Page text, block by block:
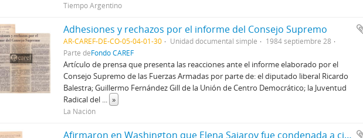
Tiempo Argentino
Adhesiones y rechazos por el informe del Consejo Supremo
AR-CAREF-DE-CO-05-04-01-30 Unidad documental simple
1984 septiembre 28
Parte deFondo CAREF
Artículo de prensa que presenta las reacciones ante el informe elaborado por el
Consejo Supremo de las Fuerzas Armadas por parte de: el diputado liberal Ricardo
Balestra; Guillermo Fernández Gill de la Unión de Centro Democrático; la Juventud
Radical del ... »
La Nación
Afirmaron en Washington que Elena Sajarov fue condenada a cinco años de confinamiento